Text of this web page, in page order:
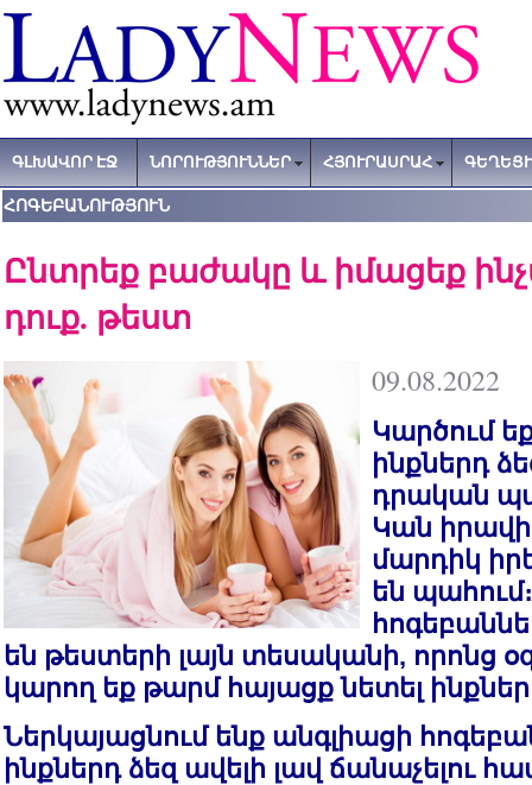
ԳԼԽԱՎՈՐ ԷՋ ՆՈՐՈՒԹՅՈՒՆՆԵՐ ՀՅՈՒՐԱՍՐԱՀ
ՀՈԳԵԲԱՆՈՒԹՅՈՒՆ
Ընտրեք բաժակը և իմացեք
դուք. թեստ
09.08.2022
Կարծում
ինքներդ
դրական
Կան
մարդիկ
են
են թեստերի լայն տեսականի, որոնց
կարող եք թարմ հայացք նետել
Ներկայացնում ենք անգլիացի
ինքներդ ձեզ ավելի լավ ճանաչելու